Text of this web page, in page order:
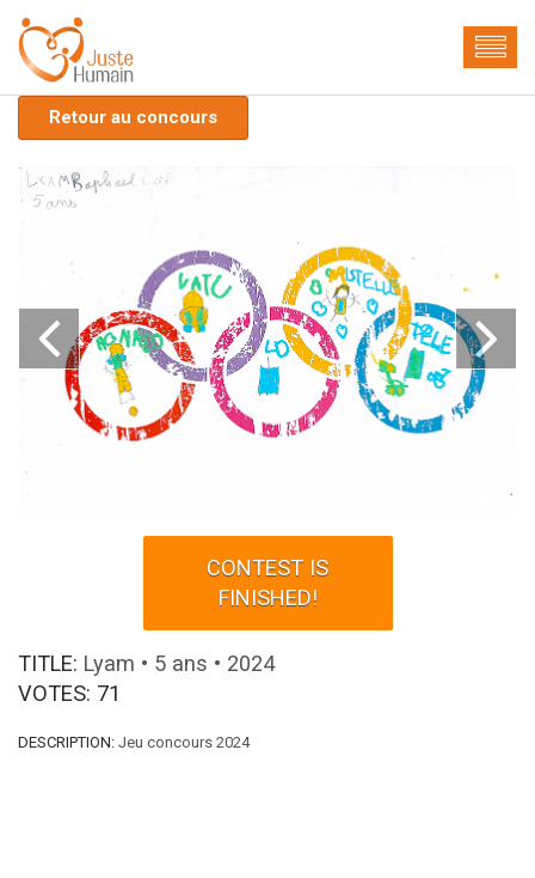
Retour au concours
CONTEST IS
FINISHED!
TITLE: Lyam • 5 ans • 2024
VOTES: 71
DESCRIPTION: Jeu concours 2024